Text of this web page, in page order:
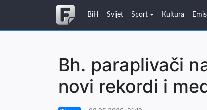
BiH Svijet Sport Kultura
Bh. paraplivači
novi rekordi i